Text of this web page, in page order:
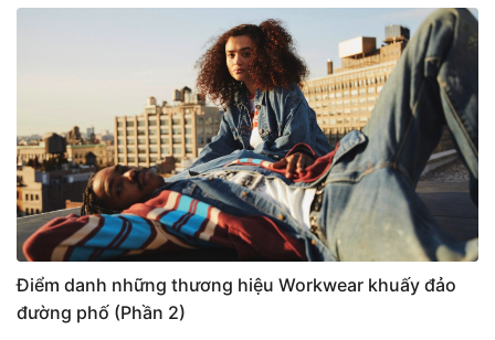
Điểm danh những thương hiệu Workwear khuấy đảo
đường phố (Phần 2)